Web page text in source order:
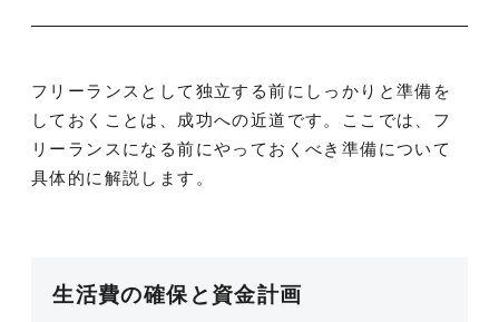
フリーランスとして独立する前にしっかりと準備を
しておくことは、成功への近道です。ここでは、フ
リーランスになる前にやっておくべき準備について
具体的に解説します。
生活費の確保と資金計画